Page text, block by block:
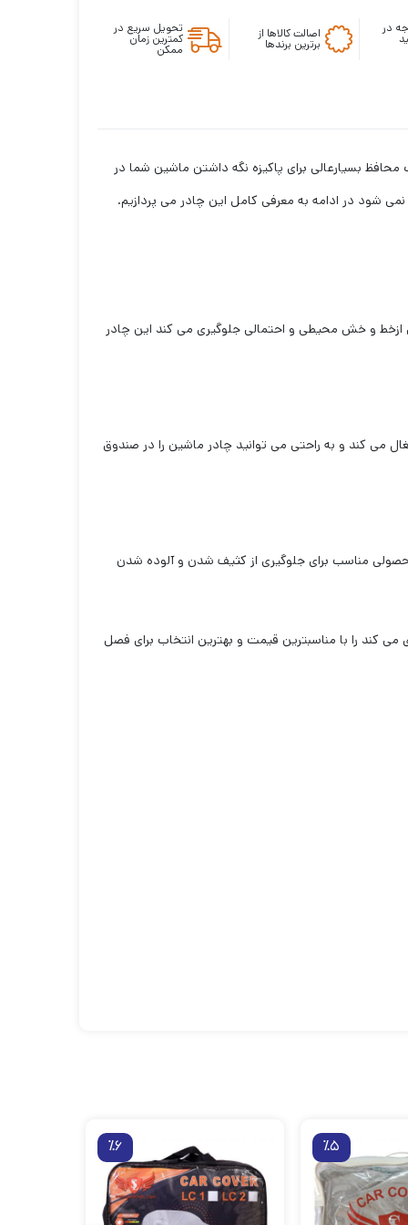
در اصالت کالاها از
برترین برندها
تحویل سریع در
کمترین زمان
ممکن
بسیارعالی برای پاکیزه نگه داشتن ماشین شما در
شود در ادامه به معرفی کامل این چادر می پردازیم.
و خش محیطی و احتمالی جلوگیری می کند این چادر
می کند و به راحتی می توانید چادر ماشین را در صندوق
مناسب برای جلوگیری از کثیف شدن و آلوده شدن
کند را با مناسبترین قیمت و بهترین انتخاب برای فصل
٪5 ٪6